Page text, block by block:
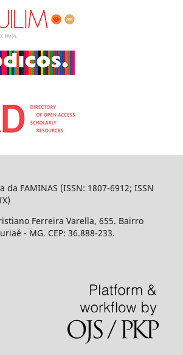
da FAMINAS (ISSN: 1807-6912; ISSN
Ferreira Varella, 655. Bairro
- MG. CEP: 36.888-233.